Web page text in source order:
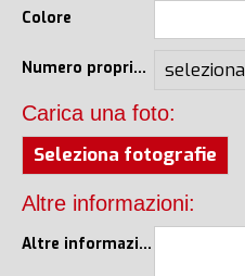
Colore
Numero proprietari
Carica una foto:
Seleziona fotografie
Altre informazioni:
Altre informazioni